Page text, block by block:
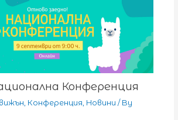
Конференция
, Конференция, Новини / By